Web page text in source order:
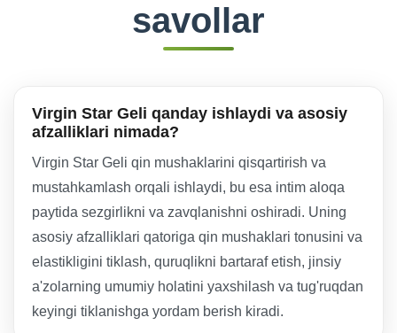
savollar
Virgin Star Geli qanday ishlaydi va asosiy
afzalliklari nimada?
Virgin Star Geli qin mushaklarini qisqartirish va
mustahkamlash orqali ishlaydi, bu esa intim aloqa
paytida sezgirlikni va zavqlanishni oshiradi. Uning
asosiy afzalliklari qatoriga qin mushaklari tonusini va
elastikligini tiklash, quruqlikni bartaraf etish, jinsiy
a'zolarning umumiy holatini yaxshilash va tug'ruqdan
keyingi tiklanishga yordam berish kiradi.